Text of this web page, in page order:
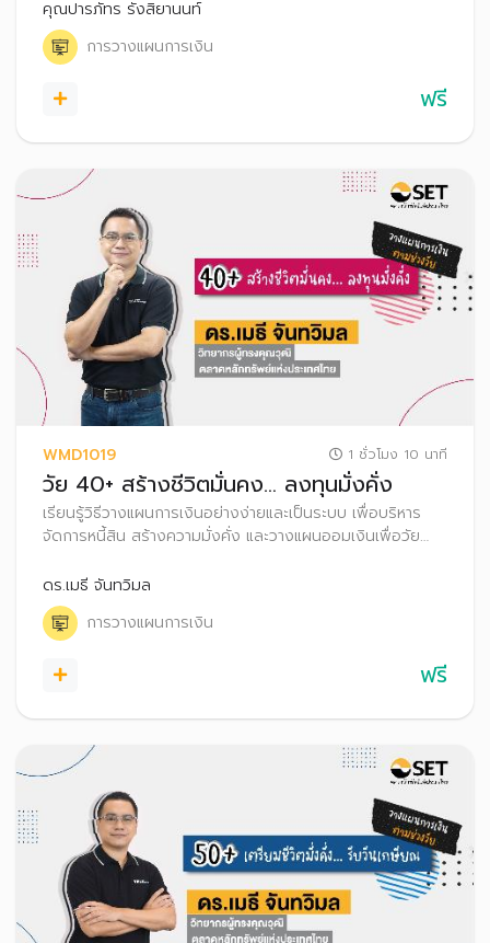
พอกพูนกังวลว่าจะมีปัญหาในอนาคต
คุณปารภัทร รังสิยานนท์
การวางแผนการเงิน
ฟรี
WMD1019 1 ชั่วโมง 10 นาที
วัย 40+ สร้างชีวิตมั่นคง… ลงทุนมั่งคั่ง
เรียนรู้วิธีวางแผนการเงินอย่างง่ายและเป็นระบบ เพื่อบริหาร
จัดการหนี้สิน สร้างความมั่งคั่ง และวางแผนออมเงินเพื่อวัย
ดร.เมธี จันทวิมล
การวางแผนการเงิน
ฟรี